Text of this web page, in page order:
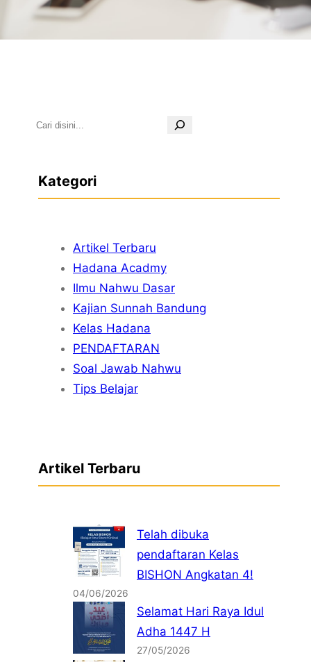
S
Kategori
Artikel Terbaru
Hadana Acadmy
Ilmu Nahwu Dasar
Kajian Sunnah Bandung
Kelas Hadana
PENDAFTARAN
Soal Jawab Nahwu
Tips Belajar
Artikel Terbaru
Telah dibuka
pendaftaran Kelas
BISHON Angkatan 4!
04/06/2026
Selamat Hari Raya Idul
Adha 1447 H
27/05/2026